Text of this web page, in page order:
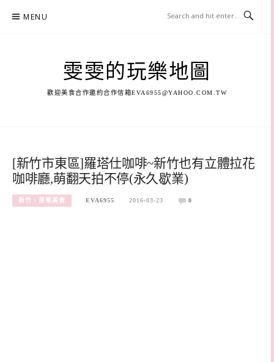
MENU
雯雯的玩樂地圖
歡迎美食合作邀約合作信箱EVA6955@YAHOO.COM.TW
[新竹市東區]羅塔仕咖啡~新竹也有立體拉花
咖啡廳,萌翻天拍不停(永久歇業)
新竹、苗栗美食 EVA6955 2016-03-23 0